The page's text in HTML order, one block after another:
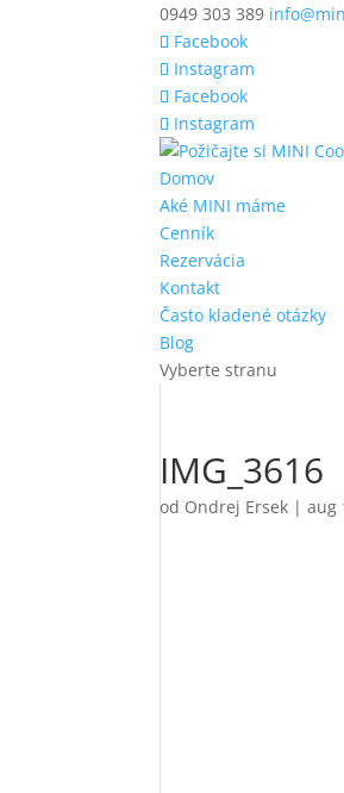
0949 303 389
Facebook
Instagram
Facebook
Instagram
Domov
Aké MINI máme
Cenník
Rezervácia
Kontakt
Často kladené otázky
Blog
Vyberte stranu
IMG_3616
od Ondrej Ersek |aug